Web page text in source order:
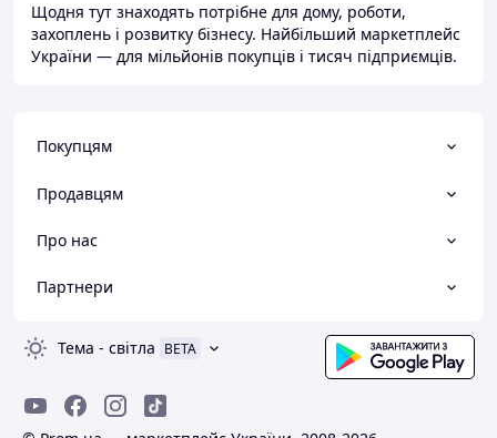
Щодня тут знаходять потрібне для дому, роботи,
захоплень і розвитку бізнесу. Найбільший маркетплейс
України — для мільйонів покупців і тисяч підприємців.
Покупцям
Продавцям
Про нас
Партнери
Тема - світла BETA